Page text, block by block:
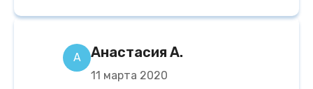
А Анастасия А.
11 марта 2020